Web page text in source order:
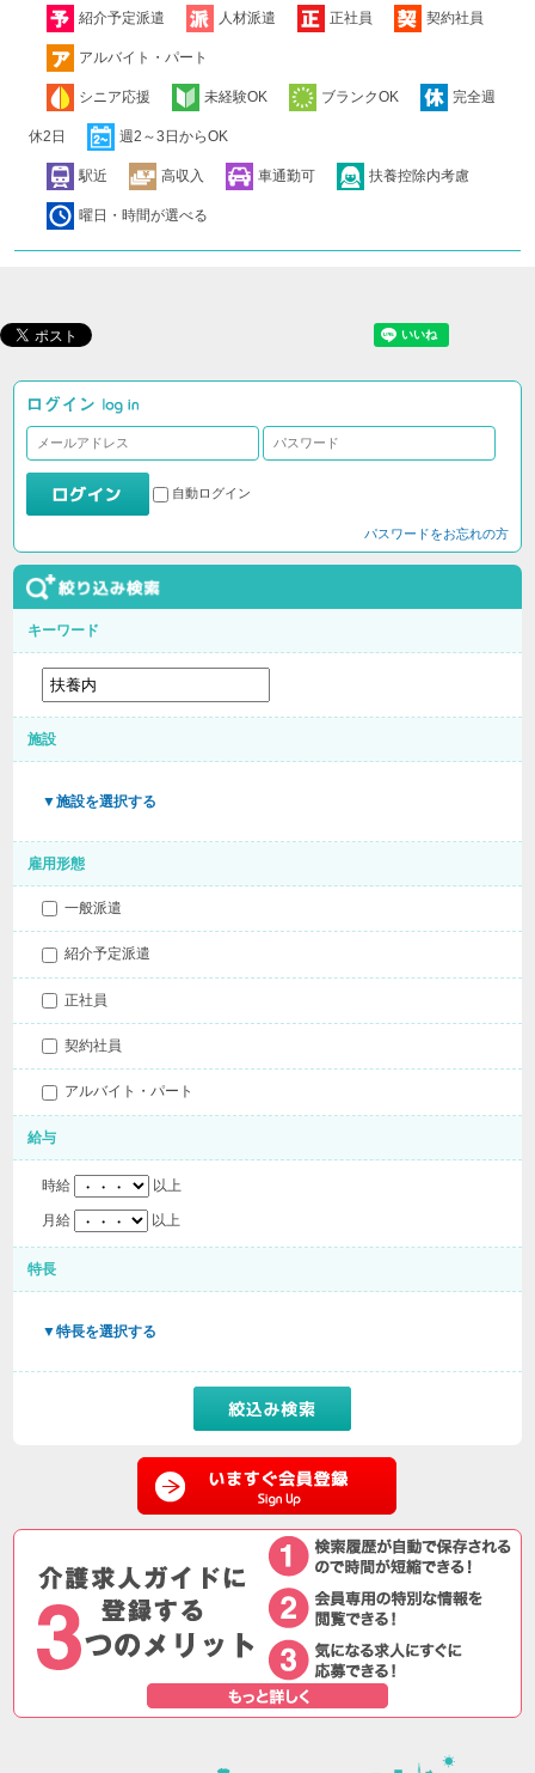
紹介予定派遣 人材派遣 正社員 契約社員
アルバイト・パート
シニア応援 未経験OK ブランクOK 完全週
休2日 週2～3日からOK
駅近 高収入 車通勤可 扶養控除内考慮
曜日・時間が選べる
自動ログイン
パスワードをお忘れの方
キーワード
施設
▼施設を選択する
雇用形態
一般派遣
紹介予定派遣
正社員
契約社員
アルバイト・パート
給与
時給 以上
月給 以上
特長
▼特長を選択する